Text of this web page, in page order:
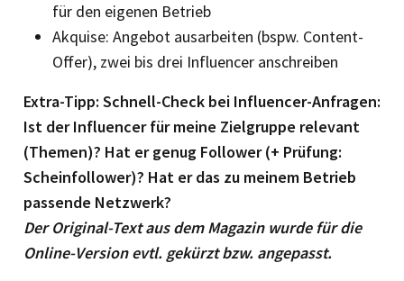
für den ­eigenen Betrieb
Akquise: Angebot ausarbeiten (bspw. Content-
Offer), zwei bis drei Influencer anschreiben
Extra-Tipp: Schnell-Check bei Influencer-Anfragen:
Ist der Influencer für meine Zielgruppe relevant
(Themen)? Hat er genug Follower (+ Prüfung:
Scheinfollower)? Hat er das zu meinem Betrieb
passende Netzwerk?
Der Original-Text aus dem Magazin wurde für die
Online-Version evtl. gekürzt bzw. angepasst.